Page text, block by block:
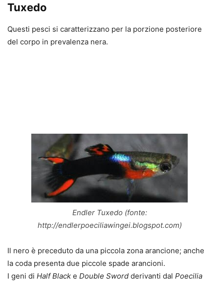
Tuxedo
Questi pesci si caratterizzano per la porzione posteriore
del corpo in prevalenza nera.
Endler Tuxedo (fonte:
http://endlerpoeciliawingei.blogspot.com)
Il nero è preceduto da una piccola zona arancione; anche
la coda presenta due piccole spade arancioni.
I geni di Half Black e Double Sword derivanti dal Poecilia